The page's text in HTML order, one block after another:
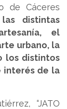
de Cáceres
distintas
el
urbano, la
los distintos
interés de la
“JATO